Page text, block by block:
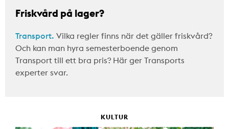
Friskvård på lager?
Transport. Vilka regler finns när det gäller friskvård?
Och kan man hyra semesterboende genom
Transport till ett bra pris? Här ger Transports
experter svar.
KULTUR